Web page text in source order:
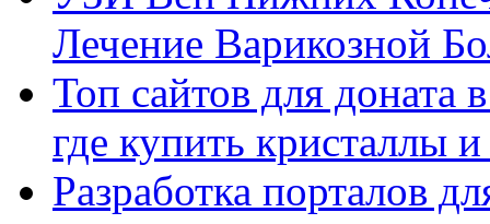
Лечение Варикозной
Топ сайтов для
где купить кристаллы
Разработка порталов